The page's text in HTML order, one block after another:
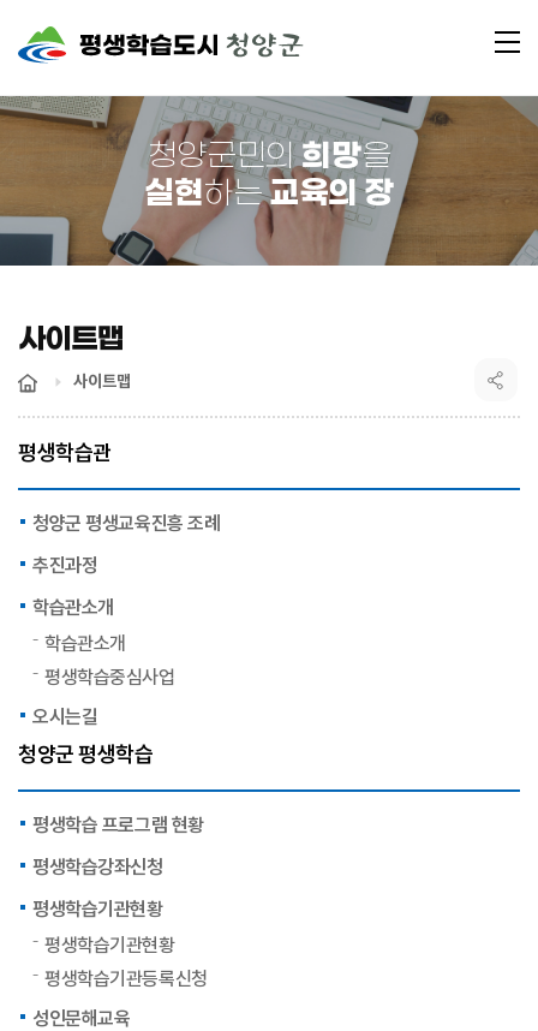
메
청양군민의희망을
실현하는교육의 장
사이트맵
사이트맵
평생학습관
청양군 평생교육진흥 조례
추진과정
학습관소개
학습관소개
평생학습중심사업
오시는길
청양군 평생학습
평생학습 프로그램 현황
평생학습강좌신청
평생학습기관현황
평생학습기관현황
평생학습기관등록신청
성인문해교육